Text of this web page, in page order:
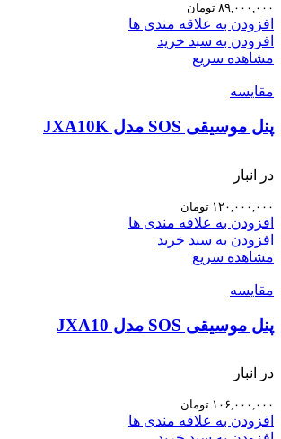
۸۹,۰۰۰,۰۰۰ تومان
افزودن به علاقه مندی ها
افزودن به سبد خرید
مشاهده سریع
مقایسه
پنل موسیقی SOS مدل JXA10K
در انبار
۱۲۰,۰۰۰,۰۰۰ تومان
افزودن به علاقه مندی ها
افزودن به سبد خرید
مشاهده سریع
مقایسه
پنل موسیقی SOS مدل JXA10
در انبار
۱۰۶,۰۰۰,۰۰۰ تومان
افزودن به علاقه مندی ها